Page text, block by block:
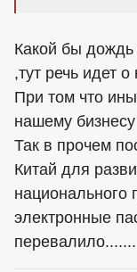
Какой бы дождь
,тут речь идет
При том что
нашему
Так в прочем
Китай для
национального
электронные